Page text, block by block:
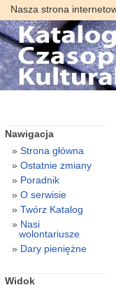
Nasza strona
Nawigacja
Strona główna
Ostatnie zmiany
Poradnik
O serwisie
Twórz Katalog
Nasi
wolontariusze
Dary pieniężne
Widok